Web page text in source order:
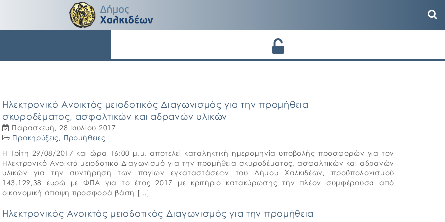
Ηλεκτρονικό Ανοικτός μειοδοτικός Διαγωνισμός για την προμήθεια
σκυροδέματος, ασφαλτικών και αδρανών υλικών
Παρασκευή, 28 Ιουλίου 2017
Προκηρύξεις, Προμήθειες
Η Τρίτη 29/08/2017 και ώρα 16:00 μ.μ. αποτελεί καταληκτική ημερομηνία υποβολής προσφορών για τον
Ηλεκτρονικό Ανοικτό μειοδοτικό Διαγωνισμό για την προμήθεια σκυροδέματος, ασφαλτικών και αδρανών
υλικών για την συντήρηση των παγίων εγκαταστάσεων του Δήμου Χαλκιδέων, προϋπολογισμού
143.129,38 ευρώ με ΦΠΑ για το έτος 2017 με κριτήριο κατακύρωσης την πλέον συμφέρουσα από
οικονομική άποψη προσφορά βάση […]
Ηλεκτρονικός Ανοικτός μειοδοτικός Διαγωνισμός για την προμήθεια